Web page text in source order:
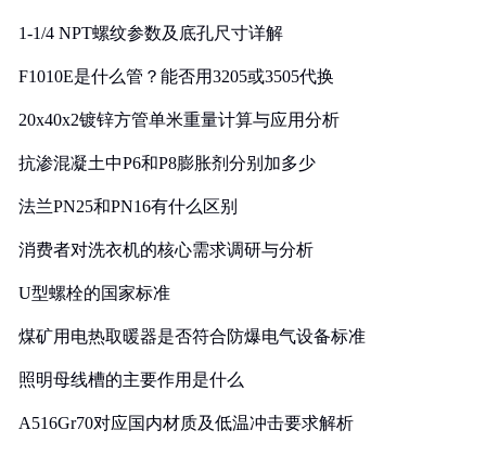
1-1/4 NPT螺纹参数及底孔尺寸详解
F1010E是什么管？能否用3205或3505代换
20x40x2镀锌方管单米重量计算与应用分析
抗渗混凝土中P6和P8膨胀剂分别加多少
法兰PN25和PN16有什么区别
消费者对洗衣机的核心需求调研与分析
U型螺栓的国家标准
煤矿用电热取暖器是否符合防爆电气设备标准
照明母线槽的主要作用是什么
A516Gr70对应国内材质及低温冲击要求解析